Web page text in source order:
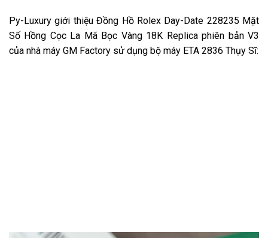
Py-Luxury giới thiệu Đồng Hồ Rolex Day-Date 228235 Mặt
Số Hồng Cọc La Mã Bọc Vàng 18K Replica phiên bản V3
của nhà máy GM Factory sử dụng bộ máy ETA 2836 Thụy Sĩ: